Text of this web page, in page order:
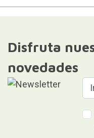
Disfruta
novedades